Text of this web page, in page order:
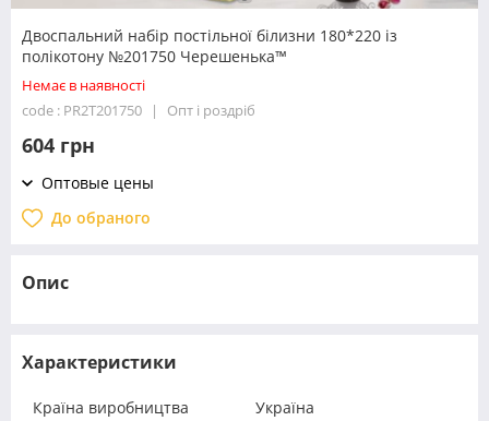
Двоспальний набір постільної білизни 180*220 із
полікотону №201750 Черешенька™
Немає в наявності
code : PR2T201750
Опт і роздріб
604 грн
Оптовые цены
До обраного
Опис
Характеристики
Країна виробництва Україна